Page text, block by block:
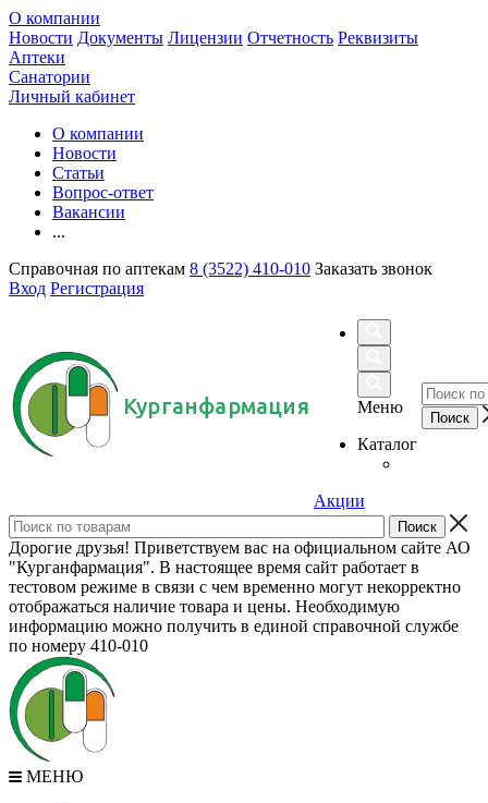
О компании
Новости Документы Лицензии Отчетность Реквизиты
Аптеки
Санатории
Личный кабинет
О компании
Новости
Статьи
Вопрос-ответ
Вакансии
...
Справочная по аптекам 8 (3522) 410-010 Заказать звонок
Вход Регистрация
Курганфармация
Меню
Каталог
Акции
Дорогие друзья! Приветствуем вас на официальном сайте АО
"Курганфармация". В настоящее время сайт работает в
тестовом режиме в связи с чем временно могут некорректно
отображаться наличие товара и цены. Необходимую
информацию можно получить в единой справочной службе
по номеру 410-010
МЕНЮ